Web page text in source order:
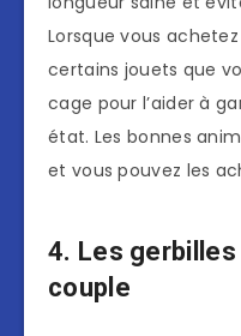
Lorsque vous
certains jouets que
cage pour l’aider à
état. Les bonnes
et vous pouvez les
4. Les
couple